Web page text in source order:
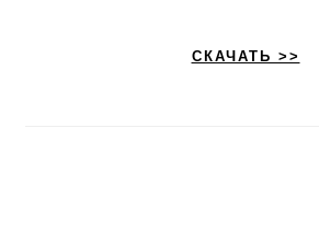
СКАЧАТЬ >>